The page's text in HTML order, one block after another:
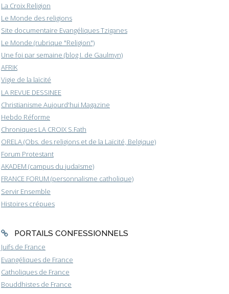
La Croix Religion
Le Monde des religions
Site documentaire Evangéliques Tziganes
Le Monde (rubrique "Religion")
Une foi par semaine (blog I. de Gaulmyn)
AFRIK
Vigie de la laïcité
LA REVUE DESSINEE
Christianisme Aujourd'hui Magazine
Hebdo Réforme
Chroniques LA CROIX S.Fath
ORELA (Obs. des religions et de la Laïcité, Belgique)
Forum Protestant
AKADEM (campus du judaïsme)
FRANCE FORUM (personnalisme catholique)
Servir Ensemble
Histoires crépues
PORTAILS CONFESSIONNELS
Juifs de France
Evangéliques de France
Catholiques de France
Bouddhistes de France